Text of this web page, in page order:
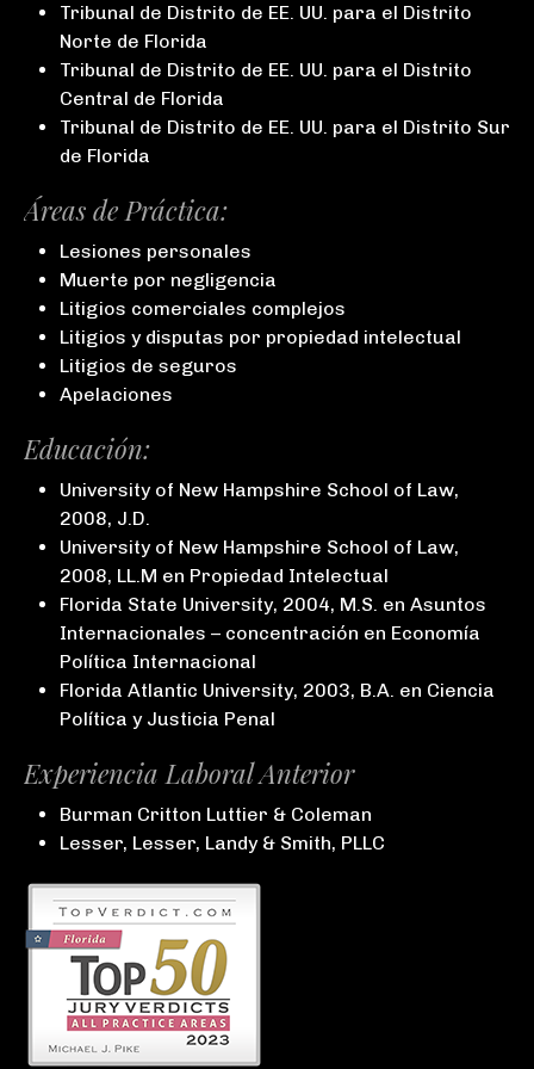
Tribunal de Distrito de EE. UU. para el Distrito
Norte de Florida
Tribunal de Distrito de EE. UU. para el Distrito
Central de Florida
Tribunal de Distrito de EE. UU. para el Distrito Sur
de Florida
Áreas de Práctica:
Lesiones personales
Muerte por negligencia
Litigios comerciales complejos
Litigios y disputas por propiedad intelectual
Litigios de seguros
Apelaciones
Educación:
University of New Hampshire School of Law,
2008, J.D.
University of New Hampshire School of Law,
2008, LL.M en Propiedad Intelectual
Florida State University, 2004, M.S. en Asuntos
Internacionales – concentración en Economía
Política Internacional
Florida Atlantic University, 2003, B.A. en Ciencia
Política y Justicia Penal
Experiencia Laboral Anterior
Burman Critton Luttier & Coleman
Lesser, Lesser, Landy & Smith, PLLC